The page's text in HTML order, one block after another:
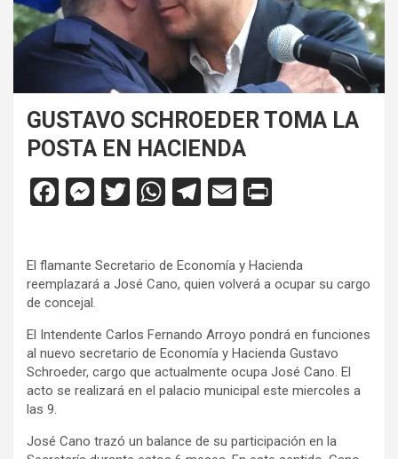
GUSTAVO SCHROEDER TOMA LA
POSTA EN HACIENDA
F
b
o
o
k
M
n
g
er
T
er
W
s
p
p
T
gr
m
E
ri
n
dl
y
El flamante Secretario de Economía y Hacienda
reemplazará a José Cano, quien volverá a ocupar su cargo
de concejal.
El Intendente Carlos Fernando Arroyo pondrá en funciones
al nuevo secretario de Economía y Hacienda Gustavo
Schroeder, cargo que actualmente ocupa José Cano. El
acto se realizará en el palacio municipal este miercoles a
las 9.
José Cano trazó un balance de su participación en la